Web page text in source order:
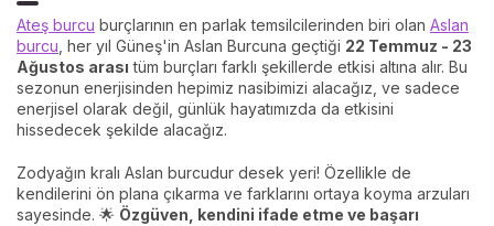
Ateş burcu burçlarının en parlak temsilcilerinden biri olan Aslan
burcu , her yıl Güneş'in Aslan Burcuna geçtiği 22 Temmuz - 23
Ağustos arası tüm burçları farklı şekillerde etkisi altına alır. Bu
sezonun enerjisinden hepimiz nasibimizi alacağız, ve sadece
enerjisel olarak değil, günlük hayatımızda da etkisini
hissedecek şekilde alacağız.
Zodyağın kralı Aslan burcudur desek yeri! Özellikle de
kendilerini ön plana çıkarma ve farklarını ortaya koyma arzuları
sayesinde. 🌟 Özgüven, kendini ifade etme ve başarı